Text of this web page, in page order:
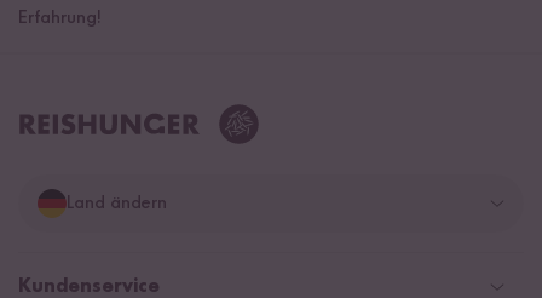
Erfahrung!
Land ändern
Deutschland
Kundenservice